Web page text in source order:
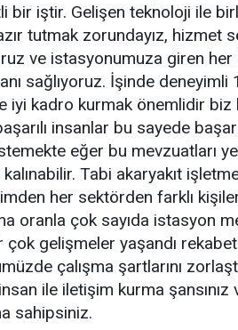
bir iştir. Gelişen teknoloji ile
tutmak zorundayız, hizmet
ve istasyonumuza giren
sağlıyoruz. İşinde
iyi kadro kurmak önemlidir biz
insanlar bu sayede
eğer bu mevzuatları
kalınabilir. Tabi akaryakıt
her sektörden farklı
oranla çok sayıda istasyon
çok gelişmeler yaşandı
çalışma şartlarını
ile iletişim kurma
sahipsiniz.